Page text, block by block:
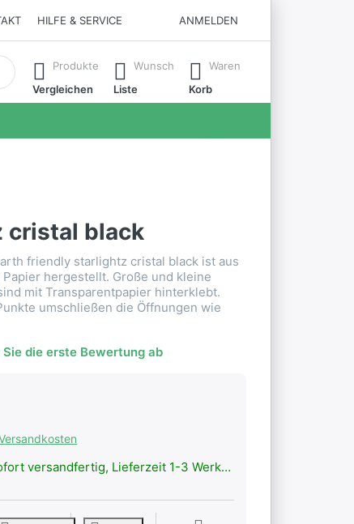
HILFE & SERVICE ANMELDEN
erste Ergebnisse. Drücken Sie die Eingabetaste, um
Produkte
Vergleichen
Wunsch
Liste
Waren
Korb
cristal black
friendly starlightz cristal black ist aus
hergestellt. Große und kleine
mit Transparentpapier hinterklebt.
umschließen die Öffnungen wie
Sie die erste Bewertung ab
versandfertig, Lieferzeit 1-3 Werktage.